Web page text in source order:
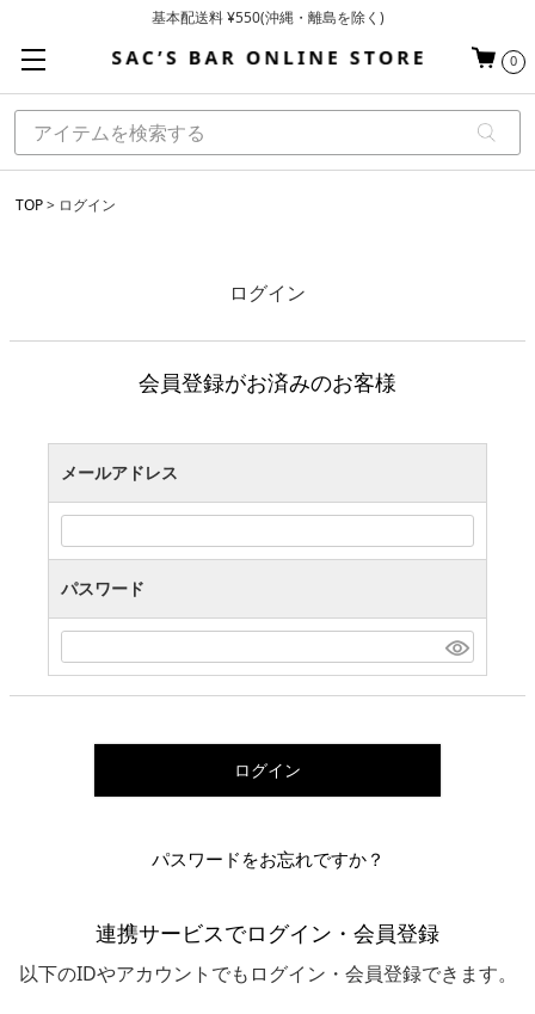
基本配送料 ¥550(沖縄・離島を除く)
お買い上げ合計¥3,980以上で送料無料
0
TOP ログイン
ログイン
会員登録がお済みのお客様
メールアドレス
パスワード
ログイン
パスワードをお忘れですか？
連携サービスでログイン・会員登録
以下のIDやアカウントでもログイン・会員登録できます。